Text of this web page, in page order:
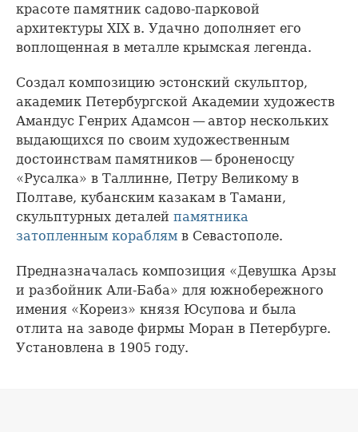
красоте памятник садово-парковой
архитектуры XIX в. Удачно дополняет его
воплощенная в металле крымская легенда.
Создал композицию эстонский скульптор,
академик Петербургской Академии художеств
Амандус Генрих Адамсон — автор нескольких
выдающихся по своим художественным
достоинствам памятников — броненосцу
«Русалка» в Таллинне, Петру Великому в
Полтаве, кубанским казакам в Тамани,
скульптурных деталей памятника
затопленным кораблям в Севастополе.
Предназначалась композиция «Девушка Арзы
и разбойник Али-Баба» для южнобережного
имения «Кореиз» князя Юсупова и была
отлита на заводе фирмы Моран в Петербурге.
Установлена в 1905 году.